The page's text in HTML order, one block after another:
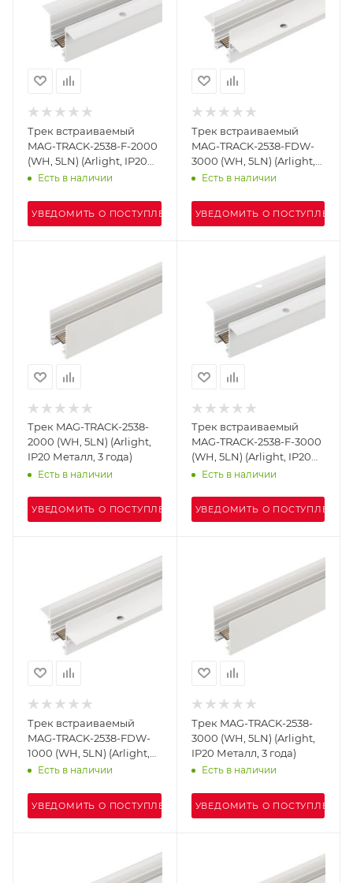
Трек встраиваемый
MAG-TRACK-2538-F-2000
(WH, 5LN) (Arlight, IP20
Металл, 3 года)
Есть в наличии
УВЕДОМИТЬ О ПОСТУПЛЕНИИ
Трек встраиваемый
MAG-TRACK-2538-FDW-
3000 (WH, 5LN) (Arlight,
IP20 Металл, 3 года)
Есть в наличии
УВЕДОМИТЬ О ПОСТУПЛЕНИИ
Трек MAG-TRACK-2538-
2000 (WH, 5LN) (Arlight,
IP20 Металл, 3 года)
Есть в наличии
УВЕДОМИТЬ О ПОСТУПЛЕНИИ
Трек встраиваемый
MAG-TRACK-2538-F-3000
(WH, 5LN) (Arlight, IP20
Металл, 3 года)
Есть в наличии
УВЕДОМИТЬ О ПОСТУПЛЕНИИ
Трек встраиваемый
MAG-TRACK-2538-FDW-
1000 (WH, 5LN) (Arlight,
IP20 Металл, 3 года)
Есть в наличии
УВЕДОМИТЬ О ПОСТУПЛЕНИИ
Трек MAG-TRACK-2538-
3000 (WH, 5LN) (Arlight,
IP20 Металл, 3 года)
Есть в наличии
УВЕДОМИТЬ О ПОСТУПЛЕНИИ